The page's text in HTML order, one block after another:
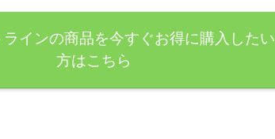
インの商品を今すぐお得に購入したい
方はこちら